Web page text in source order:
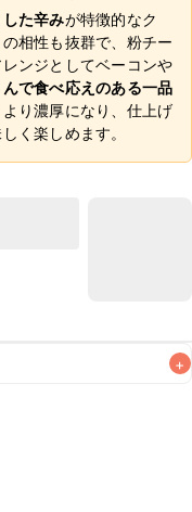
た辛みが特徴的なク
相性も抜群で、粉チー
ンジとしてベーコンや
で食べ応えのある一品
り濃厚になり、仕上げ
く楽しめます。
+
りいただくことをお